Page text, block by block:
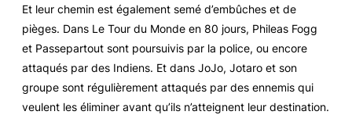
Et leur chemin est également semé d’embûches et de
pièges. Dans Le Tour du Monde en 80 jours, Phileas Fogg
et Passepartout sont poursuivis par la police, ou encore
attaqués par des Indiens. Et dans JoJo, Jotaro et son
groupe sont régulièrement attaqués par des ennemis qui
veulent les éliminer avant qu’ils n’atteignent leur destination.